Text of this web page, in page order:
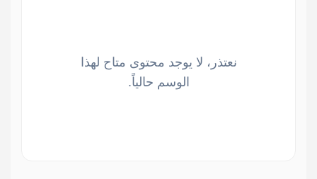
نعتذر، لا يوجد محتوى متاح لهذا
الوسم حالياً.